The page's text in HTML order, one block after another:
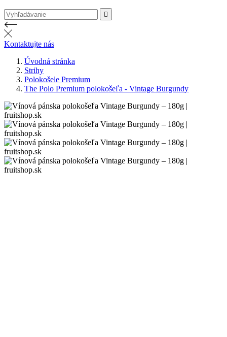

Kontaktujte nás
Úvodná stránka
Strihy
Polokošele Premium
The Polo Premium polokošeľa - Vintage Burgundy